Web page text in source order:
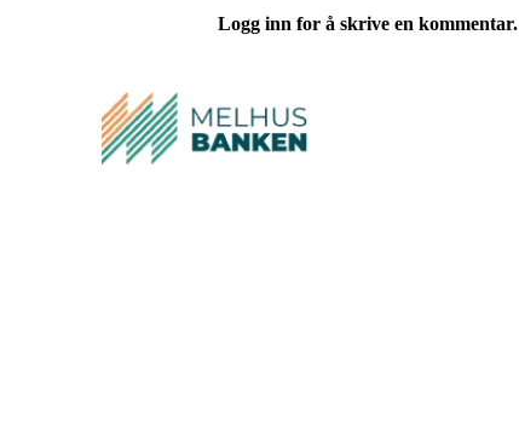
Logg inn for å skrive en kommentar.